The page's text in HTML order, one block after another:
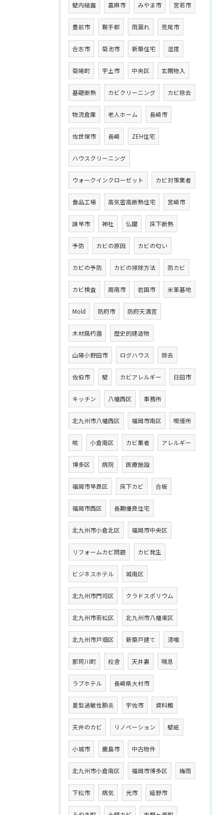
壁内結露 嘉麻市 みやま市 宮若市
豊前市 鞍手郡 雨漏れ 荒尾市
合志市 菊池市 新築住宅 湿度
菊陽町 宇土市 中央区 玄関物入
基礎断熱 カビクリーニング カビ除去
物流倉庫 老人ホーム 長崎市
佐世保市 長崎 ZEH住宅
ハウスクリーニング
ウォークインクローゼット カビ対策業者
食品工場 高気密高断熱住宅 宮崎市
諫早市 神社 仏閣 床下断熱
予防 カビの原因 カビの匂い
カビの予防 カビの掃除方法 防カビ
カビ検査 周南市 岩国市 米軍基地
Mold 防府市 防府天満宮
木材腐朽菌 歴史的建造物
山陽小野田市 ログハウス 除去
佐伯市 壁 カビアレルギー 日田市
キッチン 八幡西区 事務所
北九州市八幡西区 福岡市南区 喫煙所
咳 小倉南区 カビ業者 アレルギー
博多区 病院 医療施設
福岡市早良区 床下カビ 合板
福岡市西区 長期優良住宅
北九州市小倉北区 福岡市中央区
リフォームカビ問題 カビ発生
ビジネスホテル 城南区
北九州市門司区 クラドスポリウム
北九州市若松区 北九州市八幡東区
北九州市戸畑区 新築戸建て 漆喰
那珂川町 校舎 天井裏 喘息
ラブホテル 長崎県大村市
夏型過敏性肺炎 宇佐市 資料館
天井のカビ リノベーション 壁紙
小城市 鹿島市 中古物件
北九州市小倉南区 福岡市博多区 梅雨
下松市 病気 光市 嬉野市